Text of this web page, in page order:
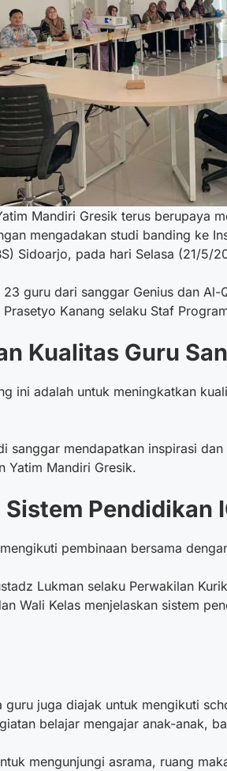
Mandiri Gresik terus berupaya
mengadakan studi banding ke
Sidoarjo, pada hari Selasa (21/5/
guru dari sanggar Genius dan Al-
Kanang selaku Staf
Kualitas Guru
ini adalah untuk meningkatkan
sanggar mendapatkan inspirasi
Yatim Mandiri Gresik.
Pendidikan
pembinaan bersama
Lukman selaku Perwakilan
Wali Kelas menjelaskan sistem
guru juga diajak untuk mengikuti
belajar mengajar anak-anak,
mengunjungi asrama, ruang